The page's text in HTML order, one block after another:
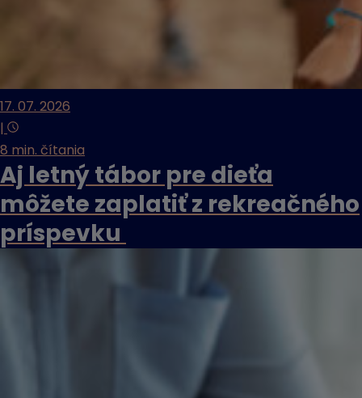
17. 07. 2026
|
8 min. čítania
Aj letný tábor pre dieťa
môžete zaplatiť z rekreačného
príspevku